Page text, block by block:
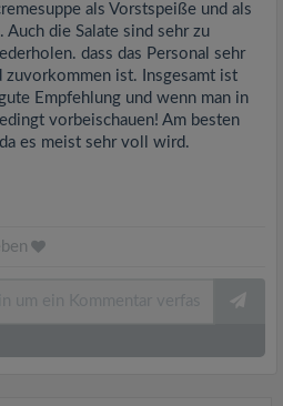
als Vorstspeiße und als
Auch die Salate sind sehr zu
dass das Personal sehr
zuvorkommen ist. Insgesamt ist
Empfehlung und wenn man in
vorbeischauen! Am besten
es meist sehr voll wird.